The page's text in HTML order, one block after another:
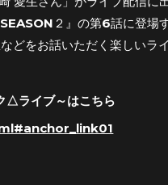
２』の第6話に登場
をお話いただく楽しいラ
△ライブ～はこちら